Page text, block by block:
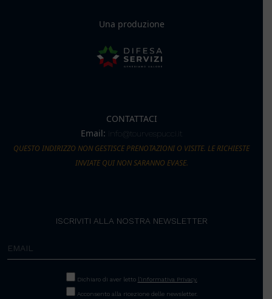
Una produzione
CONTATTACI
Email: info@tourvespucci.it
QUESTO INDIRIZZO NON GESTISCE PRENOTAZIONI O VISITE. LE RICHIESTE
INVIATE QUI NON SARANNO EVASE.
ISCRIVITI ALLA NOSTRA NEWSLETTER
Dichiaro di aver letto l’Informativa Privacy.
Acconsento alla ricezione delle newsletter.